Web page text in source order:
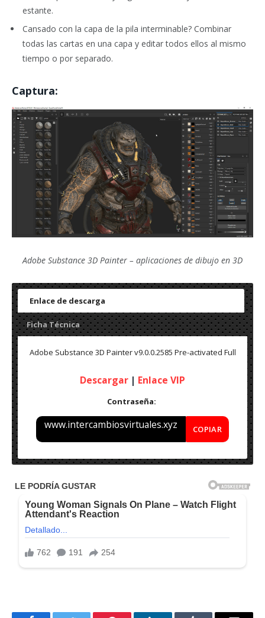
estante.
Cansado con la capa de la pila interminable? Combinar
todas las cartas en una capa y editar todos ellos al mismo
tiempo o por separado.
Captura:
Adobe Substance 3D Painter – aplicaciones de dibujo en 3D
Enlace de descarga
Ficha Técnica
Adobe Substance 3D Painter v9.0.0.2585 Pre-activated Full
Descargar | Enlace VIP
Contraseña:
www.intercambiosvirtuales.xyz COPIAR
Nombre: Adobe Substance 3D Painter v9.0.0.2585 Pre-
activated – Final 2023
Peso: 1.5GB
Med :Pre-activated
Sistema Operativo: Windows [x32 & x64 Bits]